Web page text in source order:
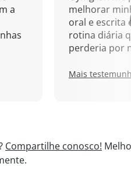
a
melhorar
oral e escrita
rotina diária
perderia por
Mais
Compartilhe conosco!